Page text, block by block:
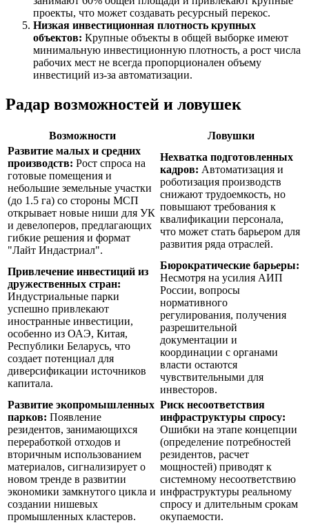
проекты, что может создавать ресурсный перекос.
Низкая инвестиционная плотность крупных
объектов: Крупные объекты в общей выборке имеют
минимальную инвестиционную плотность, а рост числа
рабочих мест не всегда пропорционален объему
инвестиций из-за автоматизации.
Радар возможностей и ловушек
Возможности
Ловушки
Развитие малых и средних
производств: Рост спроса на
готовые помещения и
небольшие земельные участки
(до 1.5 га) со стороны МСП
открывает новые ниши для УК
и девелоперов, предлагающих
гибкие решения и формат
"Лайт Индастриал".
Нехватка подготовленных
кадров: Автоматизация и
роботизация производств
снижают трудоемкость, но
повышают требования к
квалификации персонала,
что может стать барьером для
развития ряда отраслей.
Привлечение инвестиций из
дружественных стран:
Индустриальные парки
успешно привлекают
иностранные инвестиции,
особенно из ОАЭ, Китая,
Республики Беларусь, что
создает потенциал для
диверсификации источников
капитала.
Бюрократические барьеры:
Несмотря на усилия АИП
России, вопросы
нормативного
регулирования, получения
разрешительной
документации и
координации с органами
власти остаются
чувствительными для
инвесторов.
Развитие экопромышленных
парков: Появление
резидентов, занимающихся
переработкой отходов и
вторичным использованием
материалов, сигнализирует о
новом тренде в развитии
экономики замкнутого цикла и
создании нишевых
промышленных кластеров.
Риск несоответствия
инфраструктуры спросу:
Ошибки на этапе концепции
(определение потребностей
резидентов, расчет
мощностей) приводят к
системному несоответствию
инфраструктуры реальному
спросу и длительным срокам
окупаемости.